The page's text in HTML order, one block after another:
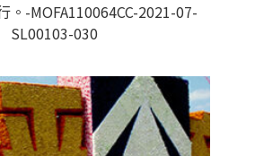
。-MOFA110064CC-2021-07-
SL00103-030